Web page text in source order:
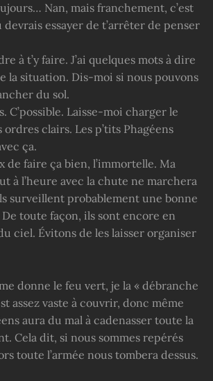
Nan, mais franchement, c’est
essayer de t’arrêter de penser
à t’y faire. J’ai quelques mots à dire
la situation. Dis-moi si nous pouvons
du sol.
C’possible. Laisse-moi charger le
ordres clairs. Les p’tits Phagéens
ça.
de faire ça bien, l’immortelle. Ma
à l’heure avec la chute ne marchera
surveillent probablement une bonne
De toute façon, ils sont encore en
ciel. Évitons de les laisser organiser
donne le feu vert, je la « débranche
assez vaste à couvrir, donc même
aura du mal à cadenasser toute la
Cela dit, si nous sommes repérés
toute l’armée nous tombera dessus.